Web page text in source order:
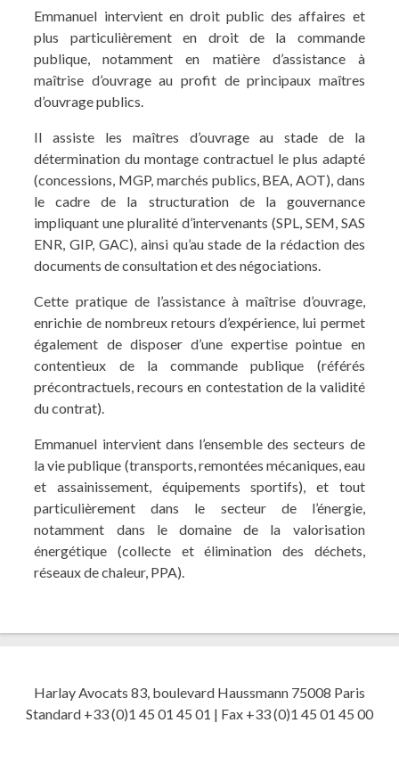
Emmanuel intervient en droit public des affaires et
plus particulièrement en droit de la commande
publique, notamment en matière d’assistance à
maîtrise d’ouvrage au profit de principaux maîtres
d’ouvrage publics.
Il assiste les maîtres d’ouvrage au stade de la
détermination du montage contractuel le plus adapté
(concessions, MGP, marchés publics, BEA, AOT), dans
le cadre de la structuration de la gouvernance
impliquant une pluralité d’intervenants (SPL, SEM, SAS
ENR, GIP, GAC), ainsi qu’au stade de la rédaction des
documents de consultation et des négociations.
Cette pratique de l’assistance à maîtrise d’ouvrage,
enrichie de nombreux retours d’expérience, lui permet
également de disposer d’une expertise pointue en
contentieux de la commande publique (référés
précontractuels, recours en contestation de la validité
du contrat).
Emmanuel intervient dans l’ensemble des secteurs de
la vie publique (transports, remontées mécaniques, eau
et assainissement, équipements sportifs), et tout
particulièrement dans le secteur de l’énergie,
notamment dans le domaine de la valorisation
énergétique (collecte et élimination des déchets,
réseaux de chaleur, PPA).
Harlay Avocats 83, boulevard Haussmann 75008 Paris
Standard +33 (0)1 45 01 45 01 | Fax +33 (0)1 45 01 45 00